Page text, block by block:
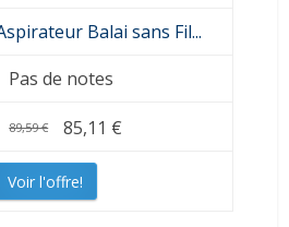
Balai sans Fil...
Pas de notes
89,59 € 85,11 €
Voir l'offre!